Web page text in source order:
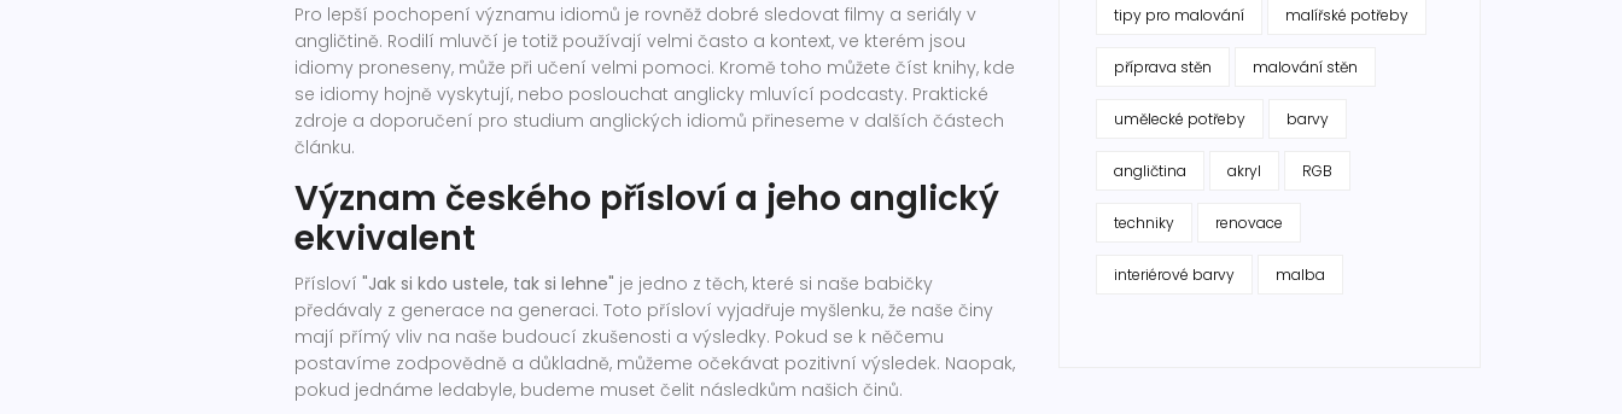
Pro lepší pochopení významu idiomů je rovněž dobré sledovat filmy a seriály v
angličtině. Rodilí mluvčí je totiž používají velmi často a kontext, ve kterém jsou
idiomy proneseny, může při učení velmi pomoci. Kromě toho můžete číst knihy, kde
se idiomy hojně vyskytují, nebo poslouchat anglicky mluvící podcasty. Praktické
zdroje a doporučení pro studium anglických idiomů přineseme v dalších částech
článku.
Význam českého přísloví a jeho anglický
ekvivalent
Přísloví "Jak si kdo ustele, tak si lehne" je jedno z těch, které si naše babičky
předávaly z generace na generaci. Toto přísloví vyjadřuje myšlenku, že naše činy
mají přímý vliv na naše budoucí zkušenosti a výsledky. Pokud se k něčemu
postavíme zodpovědně a důkladně, můžeme očekávat pozitivní výsledek. Naopak,
pokud jednáme ledabyle, budeme muset čelit následkům našich činů.
tipy pro malování malířské potřeby
příprava stěn malování stěn
umělecké potřeby barvy
angličtina akryl RGB
techniky renovace
interiérové barvy malba